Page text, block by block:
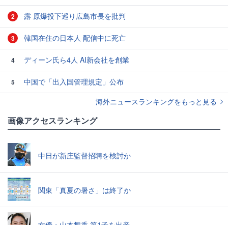
2 露 原爆投下巡り広島市長を批判
3 韓国在住の日本人 配信中に死亡
4 ディーン氏ら4人 AI新会社を創業
5
中国で「出入国管理規定」公布
海外ニュースランキングをもっと見る
画像アクセスランキング
中日が新庄監督招聘を検討か
関東「真夏の暑さ」は終了か